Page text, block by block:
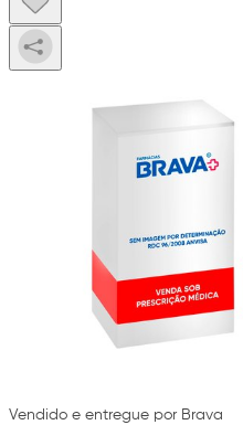
Vendido e entregue por Brava